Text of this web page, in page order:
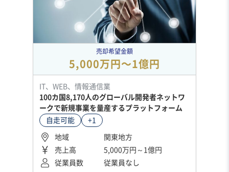
売却希望金額
5,000万円〜1億円
IT、WEB、情報通信業
100カ国8,170人のグローバル開発者ネットワ
ークで新規事業を量産するプラットフォーム
自走可能
+1
地域
関東地方
売上高
5,000万円～1億円
従業員数
従業員なし